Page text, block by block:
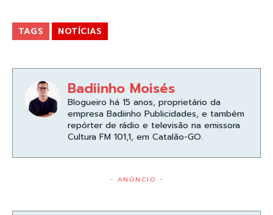
TAGS NOTÍCIAS
Badiinho Moisés
Blogueiro há 15 anos, proprietário da
empresa Badiinho Publicidades, e também
repórter de rádio e televisão na emissora
Cultura FM 101,1, em Catalão-GO.
- ANÚNCIO -